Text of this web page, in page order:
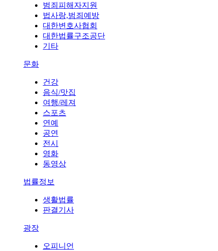
범죄피해자지원
법사랑,범죄예방
대한변호사협회
대한법률구조공단
기타
문화
건강
음식/맛집
여행/레져
스포츠
연예
공연
전시
영화
동영상
법률정보
생활법률
판결기사
광장
오피니언